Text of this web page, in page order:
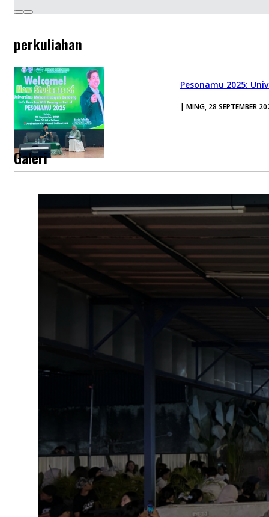
perkuliahan
Pesonamu 2025:
| MING, 28 SEPTEMBER
Galeri